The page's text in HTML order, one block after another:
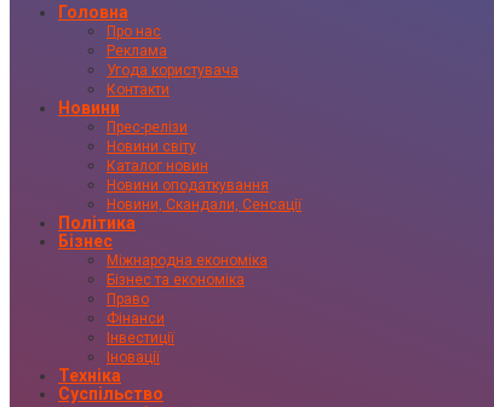
Головна
Про нас
Реклама
Угода користувача
Контакти
Новини
Прес-релізи
Новини світу
Каталог новин
Новини оподаткування
Новини, Скандали, Сенсації
Політика
Бізнес
Міжнародна економіка
Бізнес та економіка
Право
Фінанси
Інвестиції
Іновації
Техніка
Суспільство